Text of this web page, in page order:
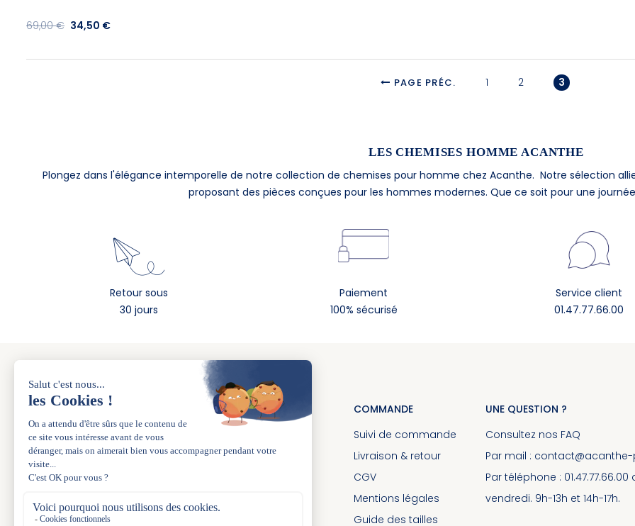
34,50 €
69,00 €
PAGE PRÉC. 1 2 3
LES CHEMISES HOMME ACANTHE
Plongez dans l'élégance intemporelle de notre collection de chemises pour homme chez Acanthe. Notre sélection
proposant des pièces conçues pour les hommes modernes. Que ce soit pour une
Retour sous
30 jours
Paiement
100% sécurisé
Service client
01.47.77.66.00
L’esprit de famille depuis 1983
A PROPOS
Nos boutiques
COMMANDE
Suivi de commande
Livraison & retour
CGV
Mentions légales
Guide des tailles
UNE QUESTION ?
Consultez nos FAQ
Par mail : contact@acanthe-
Par téléphone :
vendredi. 9h-13h et 14h-17h.